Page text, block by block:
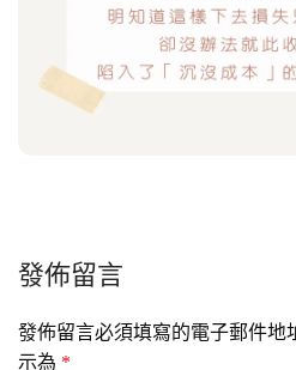
發佈留言
發佈留言必須填寫的電子郵件地
示為 *